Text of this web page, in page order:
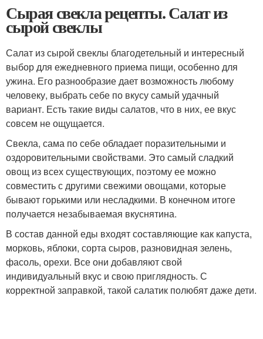
Сырая свекла рецепты. Салат из
сырой свеклы
Салат из сырой свеклы благодетельный и интересный
выбор для ежедневного приема пищи, особенно для
ужина. Его разнообразие дает возможность любому
человеку, выбрать себе по вкусу самый удачный
вариант. Есть такие виды салатов, что в них, ее вкус
совсем не ощущается.
Свекла, сама по себе обладает поразительными и
оздоровительными свойствами. Это самый сладкий
овощ из всех существующих, поэтому ее можно
совместить с другими свежими овощами, которые
бывают горькими или несладкими. В конечном итоге
получается незабываемая вкуснятина.
В состав данной еды входят составляющие как капуста,
морковь, яблоки, сорта сыров, разновидная зелень,
фасоль, орехи. Все они добавляют свой
индивидуальный вкус и свою приглядность. С
корректной заправкой, такой салатик полюбят даже дети.